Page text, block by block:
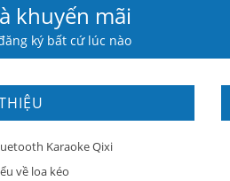
khuyến mãi
ký bất cứ lúc nào
Karaoke Qixi
về loa kéo